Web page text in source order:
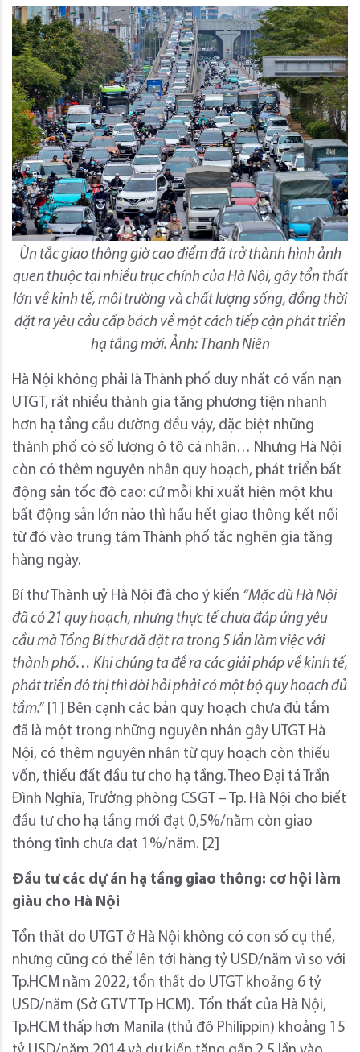
Ùn tắc giao thông giờ cao điểm đã trở thành hình ảnh
quen thuộc tại nhiều trục chính của Hà Nội, gây tổn thất
lớn về kinh tế, môi trường và chất lượng sống, đồng thời
đặt ra yêu cầu cấp bách về một cách tiếp cận phát triển
hạ tầng mới. Ảnh: Thanh Niên
Hà Nội không phải là Thành phố duy nhất có vấn nạn
UTGT, rất nhiều thành gia tăng phương tiện nhanh
hơn hạ tầng cầu đường đều vậy, đặc biệt những
thành phố có số lượng ô tô cá nhân… Nhưng Hà Nội
còn có thêm nguyên nhân quy hoạch, phát triển bất
động sản tốc độ cao: cứ mỗi khi xuất hiện một khu
bất động sản lớn nào thì hầu hết giao thông kết nối
từ đó vào trung tâm Thành phố tắc nghẽn gia tăng
hàng ngày.
Bí thư Thành uỷ Hà Nội đã cho ý kiến “Mặc dù Hà Nội
đã có 21 quy hoạch, nhưng thực tế chưa đáp ứng yêu
cầu mà Tổng Bí thư đã đặt ra trong 5 lần làm việc với
thành phố… Khi chúng ta đề ra các giải pháp về kinh tế,
phát triển đô thị thì đòi hỏi phải có một bộ quy hoạch đủ
tầm.” [1] Bên cạnh các bản quy hoạch chưa đủ tầm
đã là một trong những nguyên nhân gây UTGT Hà
Nội, có thêm nguyên nhân từ quy hoạch còn thiếu
vốn, thiếu đất đầu tư cho hạ tầng. Theo Đại tá Trần
Đình Nghĩa, Trưởng phòng CSGT – Tp. Hà Nội cho biết
đầu tư cho hạ tầng mới đạt 0,5%/năm còn giao
thông tĩnh chưa đạt 1%/năm. [2]
Đầu tư các dự án hạ tầng giao thông: cơ hội làm
giàu cho Hà Nội
Tổn thất do UTGT ở Hà Nội không có con số cụ thể,
nhưng cũng có thể lên tới hàng tỷ USD/năm vì so với
Tp.HCM năm 2022, tổn thất do UTGT khoảng 6 tỷ
USD/năm (Sở GTVT Tp HCM). Tổn thất của Hà Nội,
Tp.HCM thấp hơn Manila (thủ đô Philippin) khoảng 15